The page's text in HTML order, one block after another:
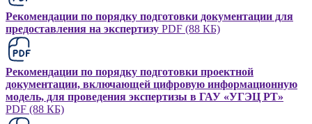
Рекомендации по порядку подготовки документации для
предоставления на экспертизу PDF (88 КБ)
Рекомендации по порядку подготовки проектной
документации, включающей цифровую информационную
модель, для проведения экспертизы в ГАУ «УГЭЦ РТ»
PDF (88 КБ)